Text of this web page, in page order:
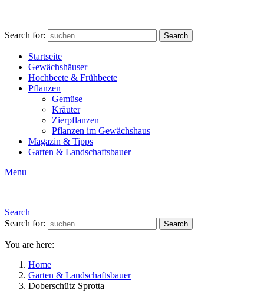
Search for: Search
Startseite
Gewächshäuser
Hochbeete & Frühbeete
Pflanzen
Gemüse
Kräuter
Zierpflanzen
Pflanzen im Gewächshaus
Magazin & Tipps
Garten & Landschaftsbauer
Menu
Search
Search for:
Search
You are here:
Home
Garten & Landschaftsbauer
Doberschütz Sprotta